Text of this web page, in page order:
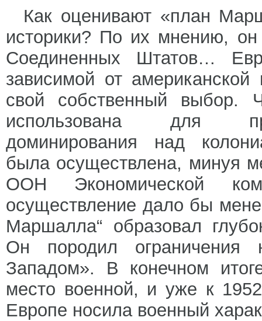
Как оценивают «план
историки? По их мнению,
Соединенных Штатов…
зависимой от
свой собственный выбор.
использована для
доминирования над
была осуществлена, минуя
ООН Экономической
осуществление дало бы
Маршалла“ образовал
Он породил
Западом». В конечном
место военной, и уже к
Европе носила военный